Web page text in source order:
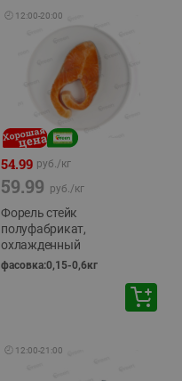
🕘 12:00-20:00
54.99 руб./кг
59.99 руб./кг
Форель стейк
полуфабрикат,
охлажденный
фасовка:0,15-0,6кг
🕘 12:00-21:00